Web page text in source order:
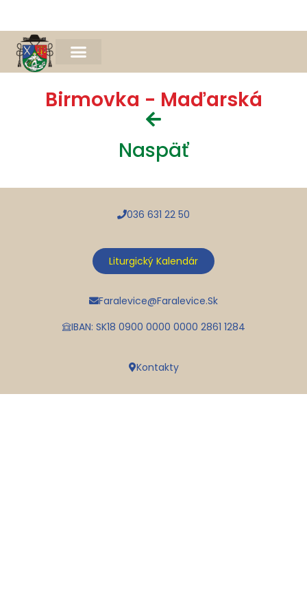
Birmovka - Maďarská
Naspäť
036 631 22 50
Liturgický Kalendár
Faralevice@faralevice.sk
IBAN: SK18 0900 0000 0000 2861 1284
Kontakty